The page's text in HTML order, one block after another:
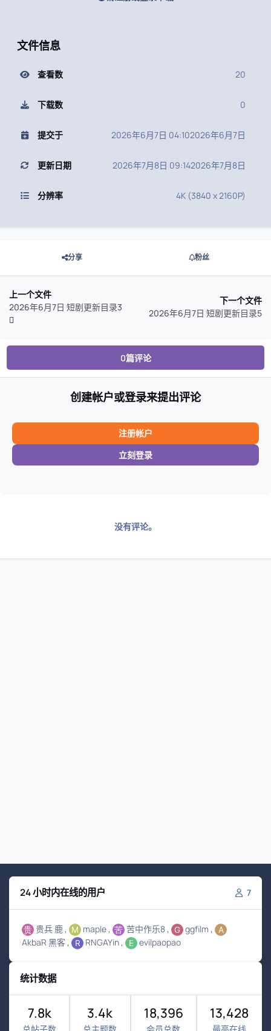
文件信息
查看数 20
下载数 0
提交于 2026年6月7日 04:102026年6月7日
更新日期 2026年7月8日 09:142026年7月8日
分辨率 4K (3840 x 2160P)
分享 粉丝
上一个文件
2026年6月7日 短剧更新目录3
下一个文件
2026年6月7日 短剧更新目录5
0篇评论
创建帐户或登录来提出评论
注册帐户
立刻登录
没有评论。
24 小时内在线的用户 7
贵兵 鹿 maple 苦中作乐8
ggfilm
AkbaR 黑客
RNGAYin evilpaopao
统计数据
7.8k 3.4k 18,396 13,428